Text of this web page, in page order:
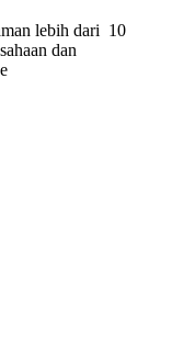
lebih dari 10
dan